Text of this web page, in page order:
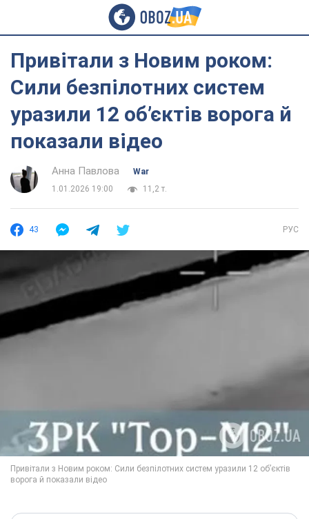
Привітали з Новим роком:
Сили безпілотних систем
уразили 12 об’єктів ворога й
показали відео
Анна Павлова
War
1.01.2026 19:00
11,2 т.
43 РУС